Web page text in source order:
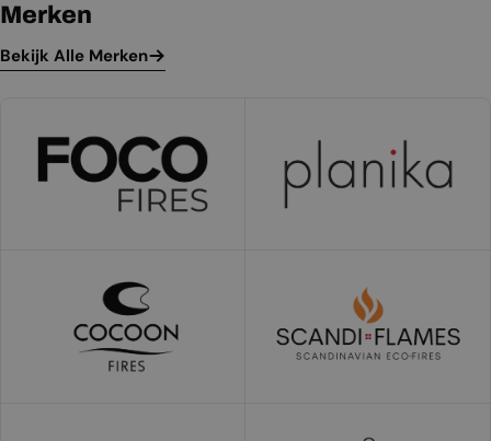
Merken
Bekijk Alle Merken